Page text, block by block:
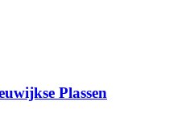
Plassen